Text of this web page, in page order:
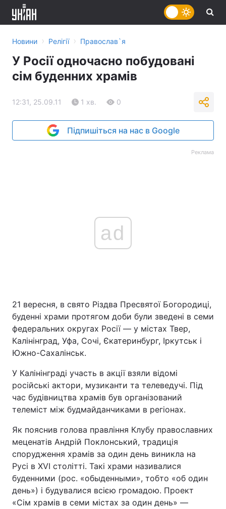
Головна Війна
Новини › Релігії › Православ`я
У Росії одночасно побудовані
сім буденних храмів
12:31, 25.09.11 1 хв. 0
Підпишіться на нас в Google
Реклама
ad
21 вересня, в свято Різдва Пресвятої Богородиці,
буденні храми протягом доби були зведені в семи
федеральних округах Росії — у містах Твер,
Калінінград, Уфа, Сочі, Єкатеринбург, Іркутськ і
Южно-Сахалінськ.
У Калінінграді участь в акції взяли відомі
російські актори, музиканти та телеведучі. Під
час будівництва храмів був організований
телеміст між будмайданчиками в регіонах.
Як пояснив голова правління Клубу православних
меценатів Андрій Поклонський, традиція
спорудження храмів за один день виникла на
Русі в XVI столітті. Такі храми називалися
буденними (рос. «обыденными», тобто «об один
день») і будувалися всією громадою. Проект
«Сім храмів в семи містах за один день» —